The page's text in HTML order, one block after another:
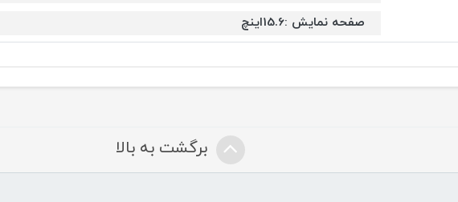
صفحه نمایش :15.6اینچ
برگشت به بالا